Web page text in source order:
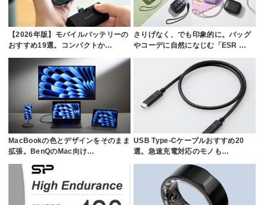
【2026年版】モバイルバッテリーの
おすすめ19選。コンパクトか…
さりげなく、でも印象的に。バッグ
やコーデに自然になじむ「ESR …
MacBookの色とデザインをそのまま
拡張。BenQのMac向け…
USB Type-Cケーブルおすすめ20
選。急速充電対応のモノも…